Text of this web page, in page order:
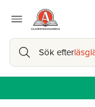
Sök efter